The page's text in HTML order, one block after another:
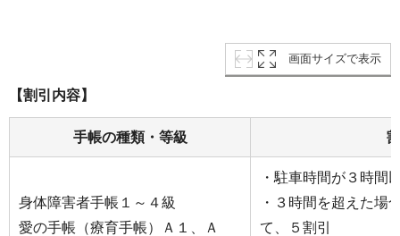
画面サイズで表示
【割引内容】
手帳の種類・等級
身体障害者手帳１～４級
愛の手帳（療育手帳）Ａ１、Ａ
・駐車時間が３時間
・３時間を超えた場
て、５割引